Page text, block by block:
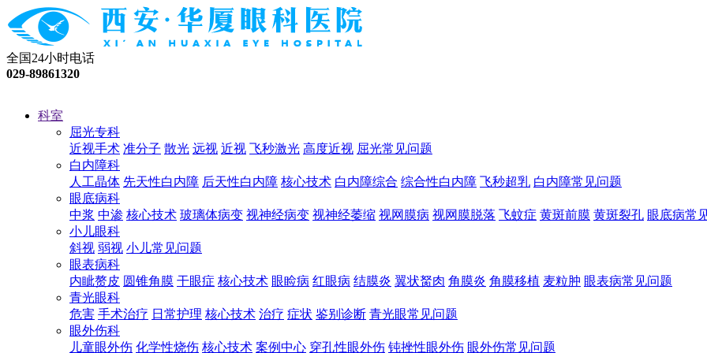
全国24小时电话
029-89861320
科室
屈光专科
近视手术 准分子 散光 远视 近视 飞秒激光 高度近视 屈光常见问题
白内障科
人工晶体 先天性白内障 后天性白内障 核心技术 白内障综合 综合性白内障 飞秒超乳 白内障常见问题
眼底病科
中浆 中渗 核心技术 玻璃体病变 视神经病变 视神经萎缩 视网膜病 视网膜脱落 飞蚊症 黄斑前膜 黄斑裂孔 眼底病常
小儿眼科
斜视 弱视 小儿常见问题
眼表病科
内眦赘皮 圆锥角膜 干眼症 核心技术 眼睑病 红眼病 结膜炎 翼状胬肉 角膜炎 角膜移植 麦粒肿 眼表病常见问题
青光眼科
危害 手术治疗 日常护理 核心技术 治疗 症状 鉴别诊断 青光眼常见问题
眼外伤科
儿童眼外伤 化学性烧伤 核心技术 案例中心 穿孔性眼外伤 钝挫性眼外伤 眼外伤常见问题